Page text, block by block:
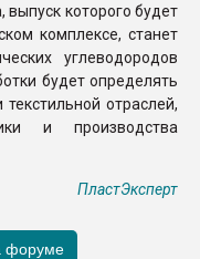
которого будет
комплексе, станет
углеводородов
будет определять
отраслей,
и производства
ПластЭксперт